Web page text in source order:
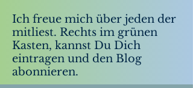
Ich freue mich über jeden der
mitliest. Rechts im grünen
Kasten, kannst Du Dich
eintragen und den Blog
abonnieren.